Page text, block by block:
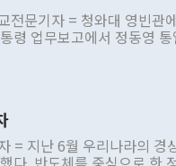
전문기자 = 청와대 영빈관
령 업무보고에서 정동영
거치지 않은 사안을 정책으
적 구상'이라는 비판을 내
물의를 빚은 적은 여러 번
부정적 입장을 표명한 것
= 지난 6월 우리나라의 경